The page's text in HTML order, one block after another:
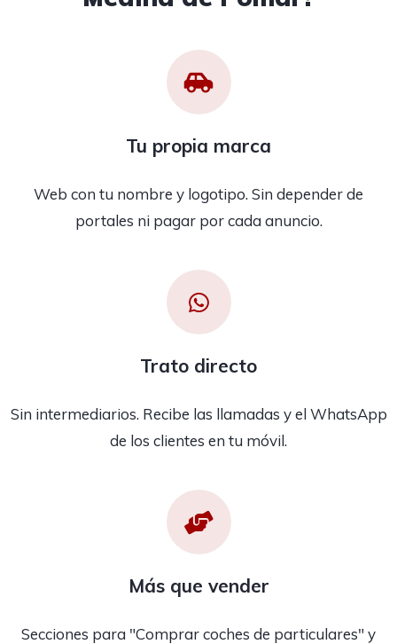
Tu propia marca
Web con tu nombre y logotipo. Sin depender de
portales ni pagar por cada anuncio.
Trato directo
Sin intermediarios. Recibe las llamadas y el WhatsApp
de los clientes en tu móvil.
Más que vender
Secciones para "Comprar coches de particulares" y